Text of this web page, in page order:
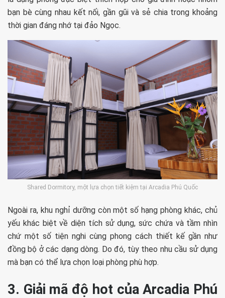
bạn bè cùng nhau kết nối, gần gũi và sẻ chia trong khoảng
thời gian đáng nhớ tại đảo Ngọc.
Shared Dormitory, một lựa chọn tiết kiệm tại Arcadia Phú Quốc
Ngoài ra, khu nghỉ dưỡng còn một số hạng phòng khác, chủ
yếu khác biệt về diện tích sử dụng, sức chứa và tầm nhìn
chứ một số tiện nghi cùng phong cách thiết kế gần như
đồng bộ ở các dạng dòng. Do đó, tùy theo nhu cầu sử dụng
mà bạn có thể lựa chọn loại phòng phù hợp.
3. Giải mã độ hot của Arcadia Phú